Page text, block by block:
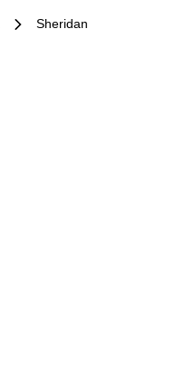
Sheridan